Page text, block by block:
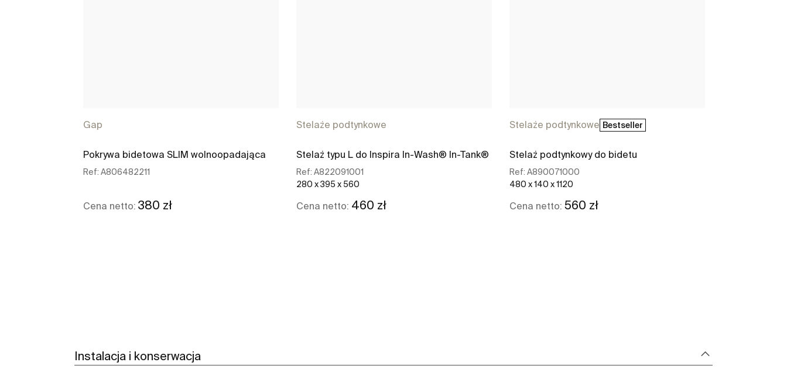
Gap
Pokrywa bidetowa SLIM wolnoopadająca
Ref: A806482211
Cena netto: 380 zł
Stelaże podtynkowe
Stelaż typu L do Inspira In-Wash® In-Tank®
Ref: A822091001
280 x 395 x 560
Cena netto: 460 zł
Stelaże podtynkowe Bestseller
Stelaż podtynkowy do bidetu
Ref: A890071000
480 x 140 x 1120
Cena netto: 560 zł
Instalacja i konserwacja